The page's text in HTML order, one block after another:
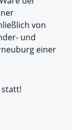
von
und
einer